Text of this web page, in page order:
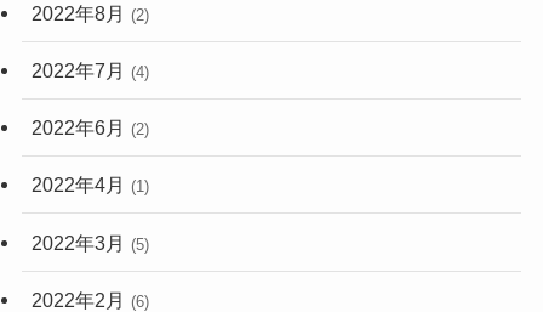
2022年8月 (2)
2022年7月 (4)
2022年6月 (2)
2022年4月 (1)
2022年3月 (5)
2022年2月 (6)